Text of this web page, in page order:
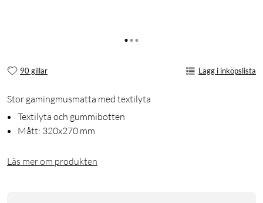
90 gillar Lägg i inköpslista
Stor gamingmusmatta med textilyta
Textilyta och gummibotten
Mått: 320x270 mm
Läs mer om produkten